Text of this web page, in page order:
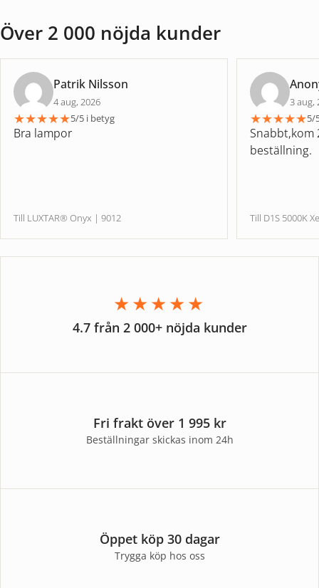
Över 2 000 nöjda kunder
Patrik Nilsson
4 aug, 2026
★★★★★5/5 i betyg
Bra lampor
Till LUXTAR® Onyx | 9012
3 aug,
★★★★★5/
Snabbt,kom
beställning.
Till D1S 5000K
★★★★★
4.7 från 2 000+ nöjda kunder
Fri frakt över 1 995 kr
Beställningar skickas inom 24h
Öppet köp 30 dagar
Trygga köp hos oss